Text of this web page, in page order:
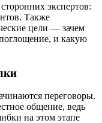
экспертов:
Также
цели — зачем
и какую
переговоры.
общение, ведь
на этом этапе